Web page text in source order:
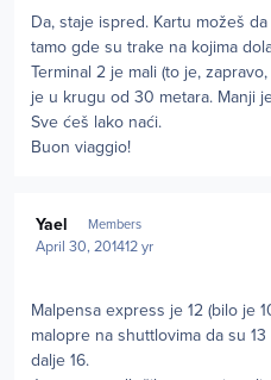
Da, staje ispred. Kartu možeš
tamo gde su trake na kojima
Terminal 2 je mali (to je,
je u krugu od 30 metara. Manji
Sve ćeš lako naći.
Buon viaggio!
Yael Members
April 30, 201412 yr
Malpensa express je 12 (bilo je
malopre na shuttlovima da su
dalje 16.